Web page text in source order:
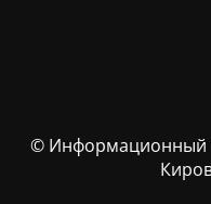
© Информационный